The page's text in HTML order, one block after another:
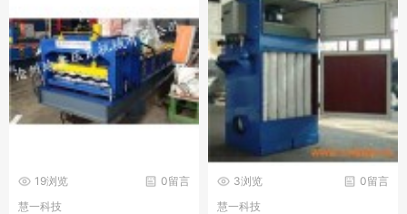
0留言
19浏览
慧一科技
0留言
3浏览
慧一科技